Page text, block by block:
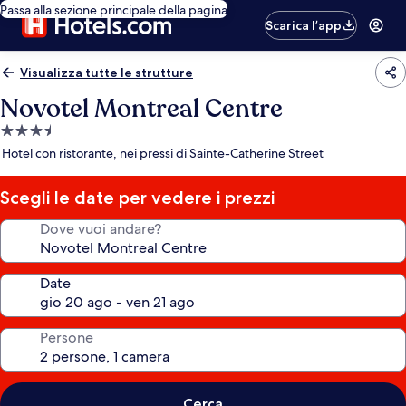
Passa alla sezione principale della pagina
Scarica l’app
Visualizza tutte le strutture
Novotel Montreal Centre
Struttura
a
stelle
Hotel con ristorante, nei pressi di Sainte-Catherine Street
Scegli le date per vedere i prezzi
Dove vuoi andare?
Date
Persone